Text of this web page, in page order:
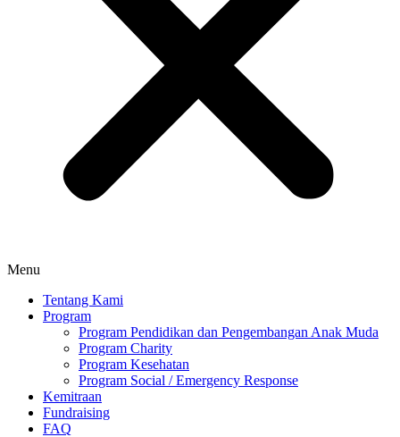
Menu
Tentang Kami
Program
Program Pendidikan dan Pengembangan Anak Muda
Program Charity
Program Kesehatan
Program Social / Emergency Response
Kemitraan
Fundraising
FAQ